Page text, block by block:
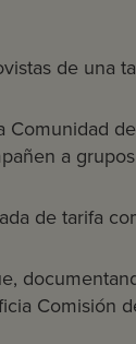
de una
Comunidad
a
de tarifa
Comisión